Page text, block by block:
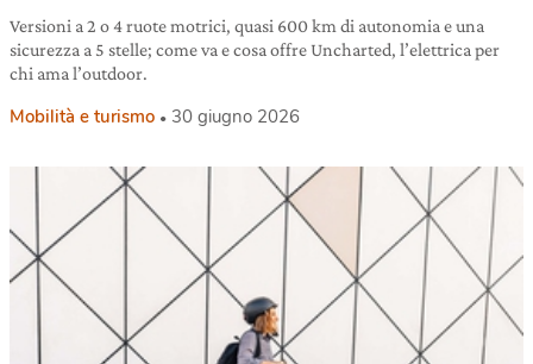
Versioni a 2 o 4 ruote motrici, quasi 600 km di autonomia e una
sicurezza a 5 stelle; come va e cosa offre Uncharted, l’elettrica per
chi ama l’outdoor.
Mobilità e turismo 30 giugno 2026